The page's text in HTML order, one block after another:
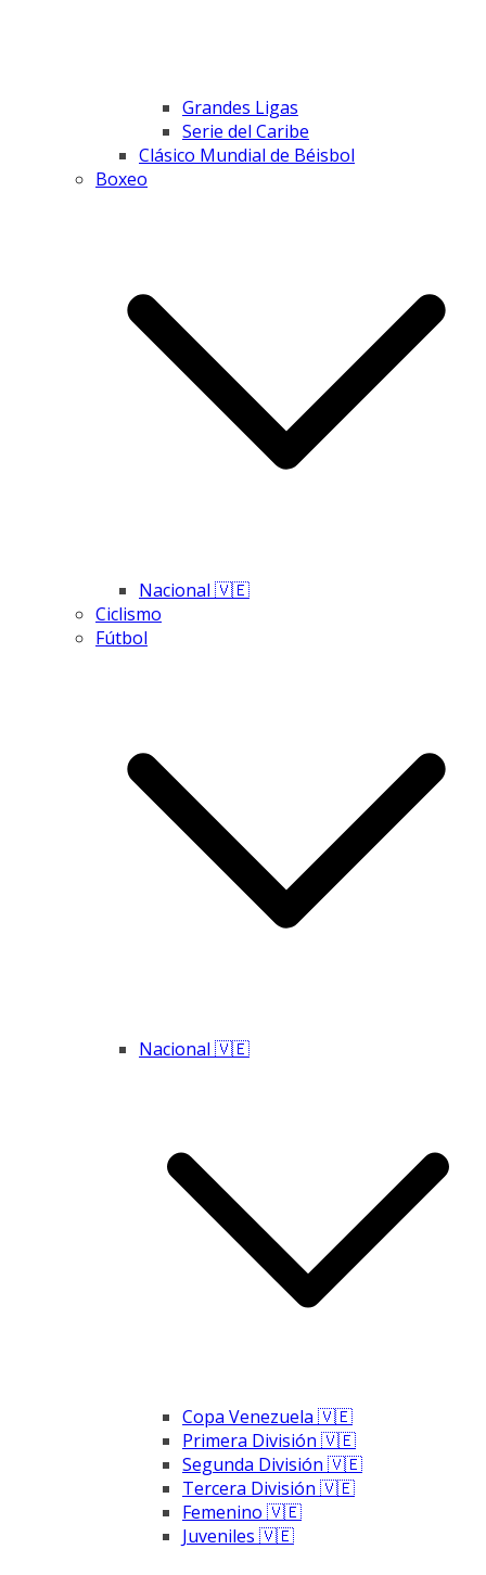
Grandes Ligas
Serie del Caribe
Clásico Mundial de Béisbol
Boxeo
Nacional 🇻🇪
Ciclismo
Fútbol
Nacional 🇻🇪
Copa Venezuela 🇻🇪
Primera División 🇻🇪
Segunda División 🇻🇪
Tercera División 🇻🇪
Femenino 🇻🇪
Juveniles 🇻🇪